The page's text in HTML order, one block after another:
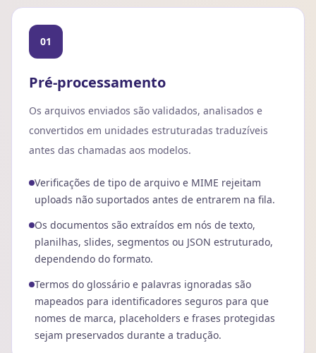
01
Pré-processamento
Os arquivos enviados são validados, analisados e
convertidos em unidades estruturadas traduzíveis
antes das chamadas aos modelos.
Verificações de tipo de arquivo e MIME rejeitam
uploads não suportados antes de entrarem na fila.
Os documentos são extraídos em nós de texto,
planilhas, slides, segmentos ou JSON estruturado,
dependendo do formato.
Termos do glossário e palavras ignoradas são
mapeados para identificadores seguros para que
nomes de marca, placeholders e frases protegidas
sejam preservados durante a tradução.